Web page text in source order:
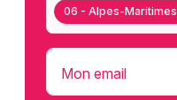
06 - Alpes-Maritimes
Mon email